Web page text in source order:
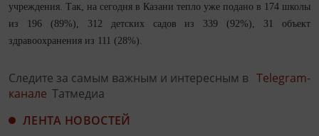
учреждения. Так, на сегодня в Казани тепло уже подано в 174 школы
из 196 (89%), 312 детских садов из 339 (92%), 31 объект
здравоохранения из 111 (28%).
Следите за самым важным и интересным в Telegram-
канале Татмедиа
ЛЕНТА НОВОСТЕЙ